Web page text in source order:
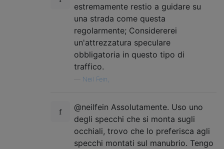
estremamente restio a guidare su
una strada come questa
regolarmente; Considererei
un'attrezzatura speculare
obbligatoria in questo tipo di
traffico.
Neil Fein,
@neilfein Assolutamente. Uso uno
degli specchi che si monta sugli
occhiali, trovo che lo preferisca agli
specchi montati sul manubrio. Tengo